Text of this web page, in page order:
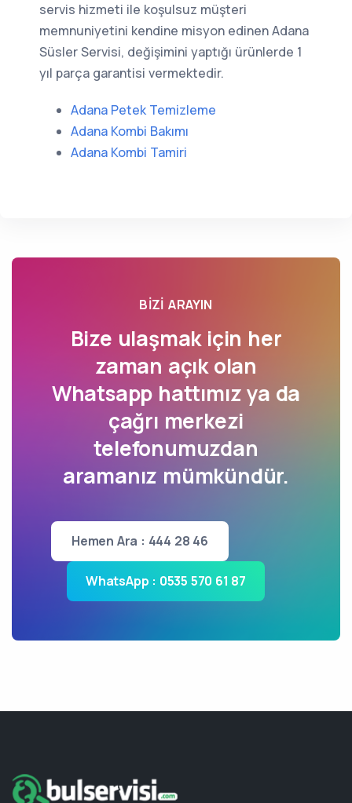
servis hizmeti ile koşulsuz müşteri
memnuniyetini kendine misyon edinen Adana
Süsler Servisi, değişimini yaptığı ürünlerde 1
yıl parça garantisi vermektedir.
Adana Petek Temizleme
Adana Kombi Bakımı
Adana Kombi Tamiri
BIZI ARAYIN
Bize ulaşmak için her
zaman açık olan
Whatsapp hattımız ya da
çağrı merkezi
telefonumuzdan
aramanız mümkündür.
Hemen Ara : 444 28 46
WhatsApp : 0535 570 61 87